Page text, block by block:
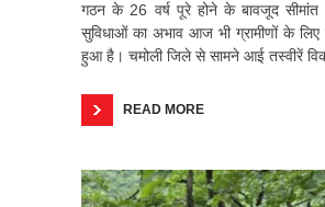
गठन के 26 वर्ष पूरे होने के बावजूद सीमांत
सुविधाओं का अभाव आज भी ग्रामीणों के लिए
हुआ है। चमोली जिले से सामने आई तस्वीरें
READ MORE